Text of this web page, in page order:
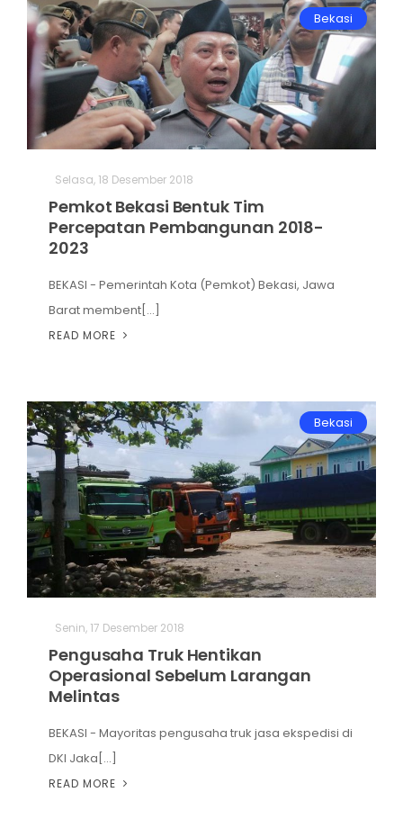
Bekasi
Selasa, 18 Desember 2018
Pemkot Bekasi Bentuk Tim
Percepatan Pembangunan 2018-
2023
BEKASI - Pemerintah Kota (Pemkot) Bekasi, Jawa
Barat membent[...]
READ MORE
Bekasi
Senin, 17 Desember 2018
Pengusaha Truk Hentikan
Operasional Sebelum Larangan
Melintas
BEKASI - Mayoritas pengusaha truk jasa ekspedisi di
DKI Jaka[...]
READ MORE